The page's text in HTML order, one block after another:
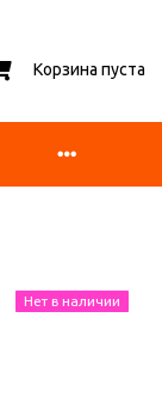
Корзина пуста
Нет в наличии